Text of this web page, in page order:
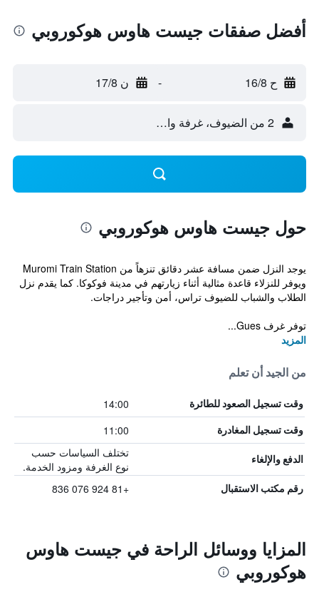
أفضل صفقات جيست هاوس هوكوروبي
ح 16/8 - ن 17/8
2 من الضيوف، غرفة واحدة
حول جيست هاوس هوكوروبي
يوجد النزل ضمن مسافة عشر دقائق تنزهاً من Muromi Train Station
ويوفر للنزلاء قاعدة مثالية أثناء زيارتهم في مدينة فوكوكا. كما يقدم نزل
الطلاب والشباب للضيوف تراس، أمن وتأجير دراجات.
توفر غرف Gues...
المزيد
من الجيد أن تعلم
وقت تسجيل الصعود للطائرة 14:00
وقت تسجيل المغادرة 11:00
الدفع والإلغاء
تختلف السياسات حسب
نوع الغرفة ومزود الخدمة.
رقم مكتب الاستقبال +81 924 076 836
المزايا ووسائل الراحة في جيست هاوس
هوكوروبي